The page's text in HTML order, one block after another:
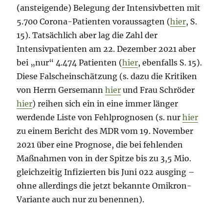
(ansteigende) Belegung der Intensivbetten mit
5.700 Corona-Patienten voraussagten (hier, S.
15). Tatsächlich aber lag die Zahl der
Intensivpatienten am 22. Dezember 2021 aber
bei „nur“ 4.474 Patienten (hier, ebenfalls S. 15).
Diese Falscheinschätzung (s. dazu die Kritiken
von Herrn Gersemannhier und Frau Schröder
hier) reihen sich ein in eine immer länger
werdende Liste von Fehlprognosen (s. nurhier
zu einem Bericht des MDR vom 19. November
2021 über eine Prognose, die bei fehlenden
Maßnahmen von in der Spitze bis zu 3,5 Mio.
gleichzeitig Infizierten bis Juni 022 ausging –
ohne allerdings die jetzt bekannte Omikron-
Variante auch nur zu benennen).